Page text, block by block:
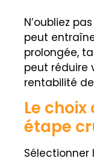
N’oubliez
peut
prolongée,
peut réduire
rentabilité
Le
étape